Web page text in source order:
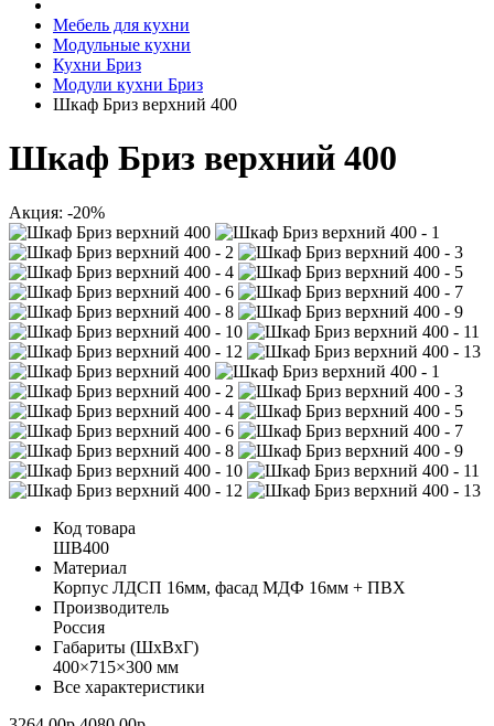
Мебель для кухни
Модульные кухни
Кухни Бриз
Модули кухни Бриз
Шкаф Бриз верхний 400
Шкаф Бриз верхний 400
Акция: -20%
Код товара
ШВ400
Материал
Корпус ЛДСП 16мм, фасад МДФ 16мм + ПВХ
Производитель
Россия
Габариты (ШхВхГ)
400×715×300 мм
Все характеристики